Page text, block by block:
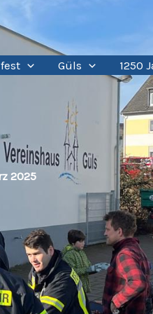
Güls 1250
2025